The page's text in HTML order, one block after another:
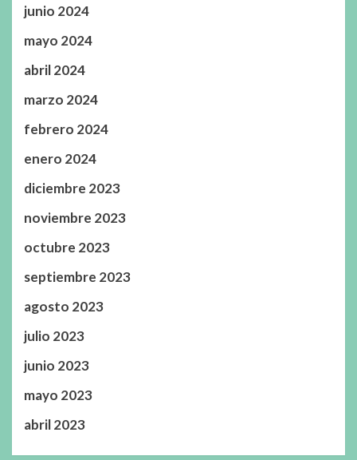
junio 2024
mayo 2024
abril 2024
marzo 2024
febrero 2024
enero 2024
diciembre 2023
noviembre 2023
octubre 2023
septiembre 2023
agosto 2023
julio 2023
junio 2023
mayo 2023
abril 2023